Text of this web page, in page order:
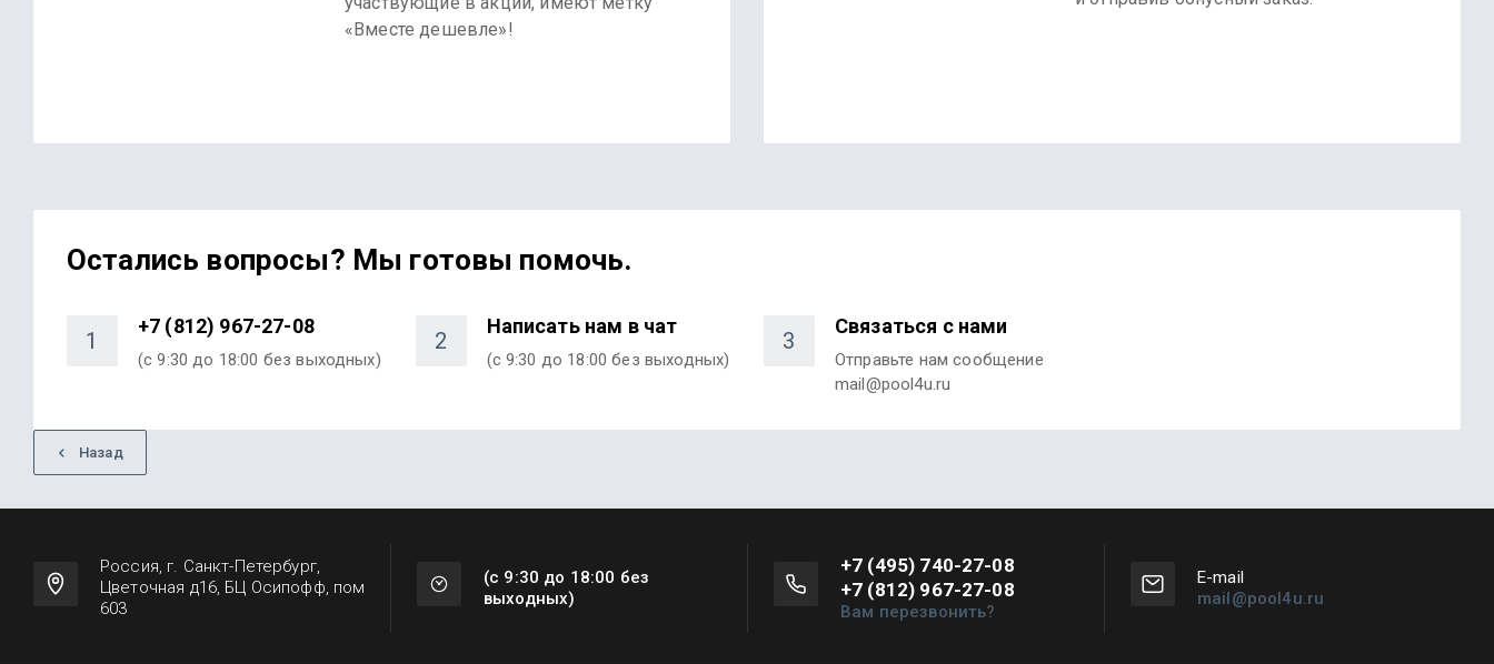
«Вместе дешевле»!
Остались вопросы? Мы готовы помочь.
1
+7 (812) 967-27-08
(с 9:30 до 18:00 без выходных)
2
Написать нам в чат
(с 9:30 до 18:00 без выходных)
3
Связаться с нами
Отправьте нам сообщение
mail@pool4u.ru
Назад
Россия, г. Санкт-Петербург,
Цветочная д16, БЦ Осипофф, пом
603
(с 9:30 до 18:00 без
выходных)
+7 (495) 740-27-08
+7 (812) 967-27-08
Вам перезвонить?
Е-mail
mail@pool4u.ru